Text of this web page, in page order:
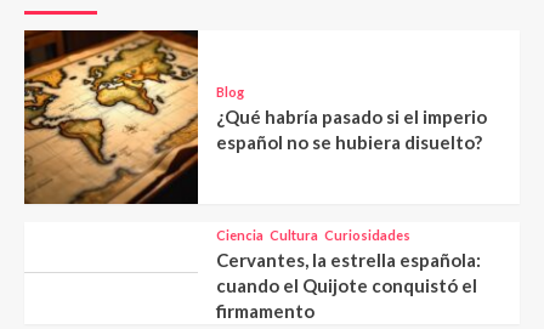
Blog
¿Qué habría pasado si el imperio
español no se hubiera disuelto?
Ciencia Cultura Curiosidades
Cervantes, la estrella española:
cuando el Quijote conquistó el
firmamento